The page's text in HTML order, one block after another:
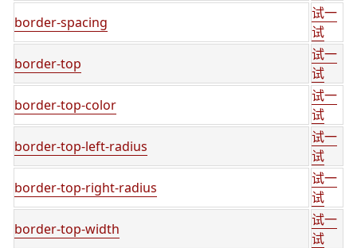
border-spacing
试一
试
border-top
试一
试
border-top-color
试一
试
border-top-left-radius
试一
试
border-top-right-radius
试一
试
border-top-width
试一
试